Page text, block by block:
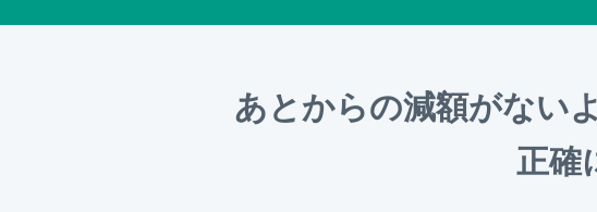
あとからの減額がない
正確